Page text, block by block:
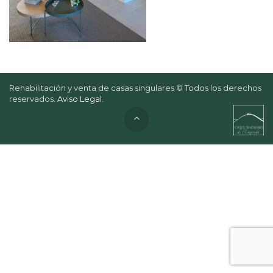
Rehabilitación y venta de casas singulares © Todos los derechos
reservados. Aviso Legal